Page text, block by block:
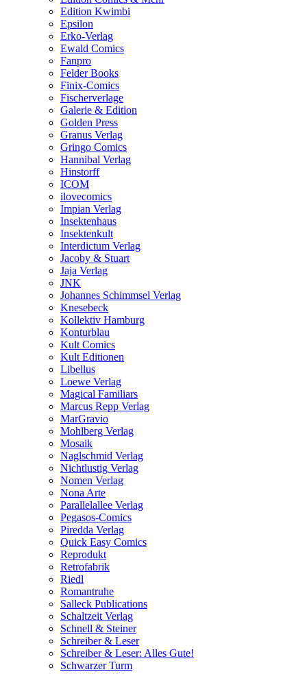
Edition Kwimbi
Epsilon
Erko-Verlag
Ewald Comics
Fanpro
Felder Books
Finix-Comics
Fischerverlage
Galerie & Edition
Golden Press
Granus Verlag
Gringo Comics
Hannibal Verlag
Hinstorff
ICOM
ilovecomics
Impian Verlag
Insektenhaus
Insektenkult
Interdictum Verlag
Jacoby & Stuart
Jaja Verlag
JNK
Johannes Schimmsel Verlag
Knesebeck
Kollektiv Hamburg
Konturblau
Kult Comics
Kult Editionen
Libellus
Loewe Verlag
Magical Familiars
Marcus Repp Verlag
MarGravio
Mohlberg Verlag
Mosaik
Naglschmid Verlag
Nichtlustig Verlag
Nomen Verlag
Nona Arte
Parallelallee Verlag
Pegasos-Comics
Piredda Verlag
Quick Easy Comics
Reprodukt
Retrofabrik
Riedl
Romantruhe
Salleck Publications
Schaltzeit Verlag
Schnell & Steiner
Schreiber & Leser
Schreiber & Leser: Alles Gute!
Schwarzer Turm